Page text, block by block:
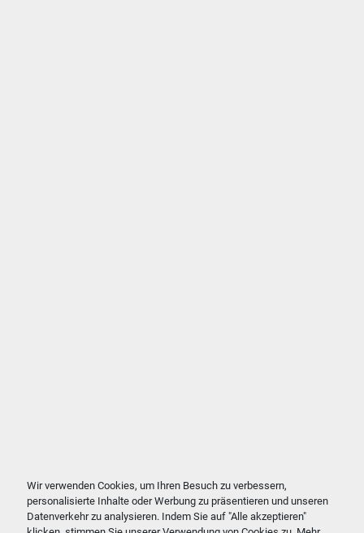
Wir verwenden Cookies, um Ihren Besuch zu verbessern,
personalisierte Inhalte oder Werbung zu präsentieren und unseren
Datenverkehr zu analysieren. Indem Sie auf "Alle akzeptieren"